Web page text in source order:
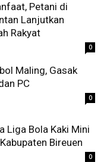
Petani di
Lanjutkan
Rakyat
0
Maling, Gasak
PC
0
Liga Bola Kaki Mini
Bireuen
0